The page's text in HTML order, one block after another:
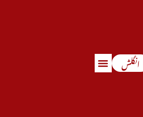
انگلش